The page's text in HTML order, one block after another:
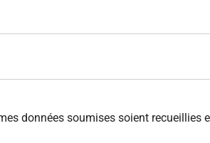
données soumises soient recueillies